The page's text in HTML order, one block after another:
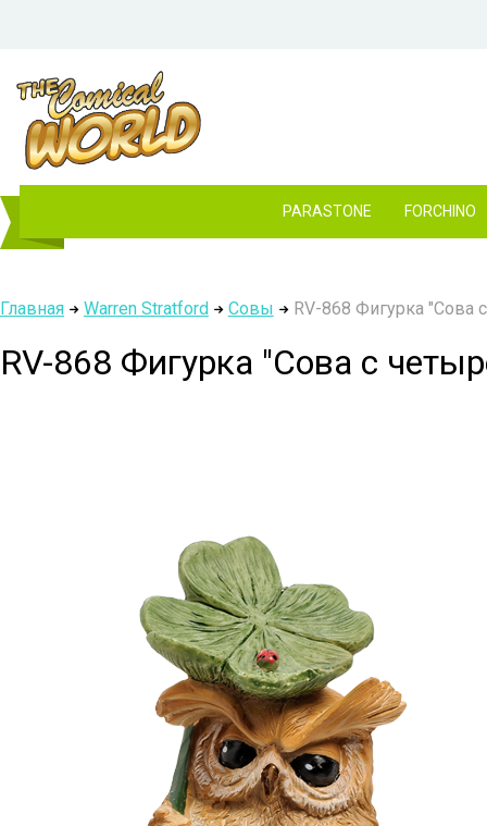
PARASTONE FORCHINO
Главная Warren Stratford Совы RV-868 Фигурка "Сова
RV-868 Фигурка "Сова с